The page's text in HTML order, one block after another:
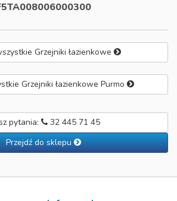
Grzejniki łazienkowe
Grzejniki łazienkowe Purmo
pytania:
32 445 71 45
Przejdź do sklepu